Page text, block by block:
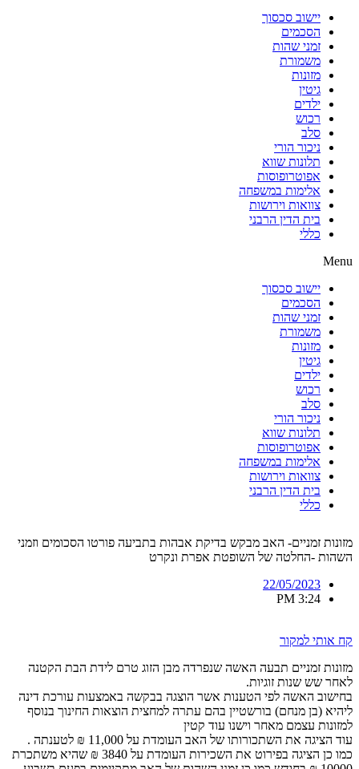
יישוב סכסוך
הסכמים
זמני שהות
משמורת
מזונות
גיטין
ילדים
רכוש
סלב
ניכור הורי
תלונות שווא
אפוטרופוסות
אלימות במשפחה
צוואות וירושות
בית הדין הרבני
כללי
Menu
יישוב סכסוך
הסכמים
זמני שהות
משמורת
מזונות
גיטין
ילדים
רכוש
סלב
ניכור הורי
תלונות שווא
אפוטרופוסות
אלימות במשפחה
צוואות וירושות
בית הדין הרבני
כללי
מזונות זמניים- האב מבקש בדיקת אבהות בתביעה פורטו הסכומים וזמני
השהות -החלטה של השופטת אפרת ונקרט
22/05/2023
3:24 PM
קח אותי למקור
מזונות זמניים תבעה האשה שנפרדה מבן הזוג טרם לידת הבת הקטנה
לאחר שש שנות זוגיות.
בחישוב האשה לפי הטענות אשר הוצגה בבקשה באמצעות עורכת דינה
ליהיא (בן מנחם) בורשטיין בהם עתרה למחצית הוצאות החינוך בנוסף
למזונות עצמם מאחר וישנו עוד קטין
עוד הציגה את השתכורותו של האב העומדת על 11,000 ₪ לטענתה .
כמו כן הציגה בפירוט את השכירות העומדת על 3840 ₪ שהיא משתכרת